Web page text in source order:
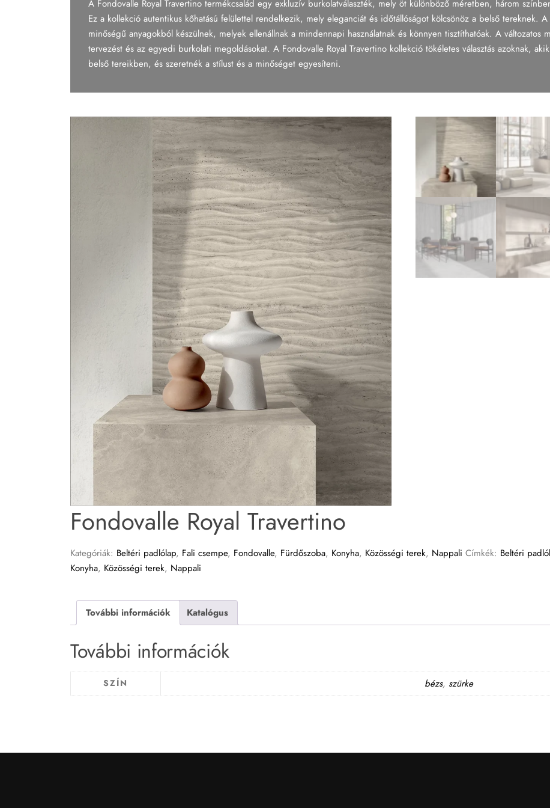
Tapéta
Tégla
A Fondovalle Royal Travertino termékcsalád egy exkluzív burkolatválaszték, mely öt különböző méretben, három
Ez a kollekció autentikus kőhatású felülettel rendelkezik, mely eleganciát és időtállóságot kölcsönöz a belső tereknek.
minőségű anyagokból készülnek, melyek ellenállnak a mindennapi használatnak és könnyen tisztíthatóak. A változatos
tervezést és az egyedi burkolati megoldásokat. A Fondovalle Royal Travertino kollekció tökéletes választás azoknak,
belső tereikben, és szeretnék a stílust és a minőséget egyesíteni.
Fondovalle Royal Travertino
Kategóriák: Beltéri padlólap, Fali csempe, Fondovalle, Fürdőszoba, Konyha, Közösségi terek, Nappali Címkék: Beltéri
Konyha, Közösségi terek, Nappali
További információk Katalógus
További információk
SZÍN bézs, szürke